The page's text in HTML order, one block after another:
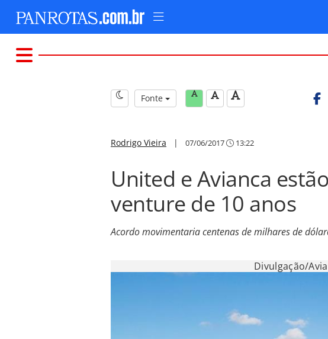
Fonte
Rodrigo Vieira | 07/06/2017 13:22
United e Avianca
venture de 10 anos
Acordo movimentaria centenas de milhares de
Divulgação/